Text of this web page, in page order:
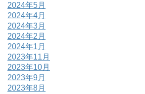
2024年5月
2024年4月
2024年3月
2024年2月
2024年1月
2023年11月
2023年10月
2023年9月
2023年8月